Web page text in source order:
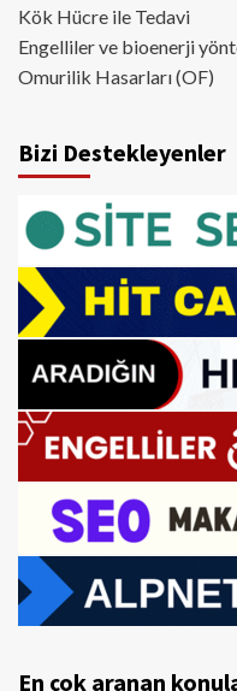
Kök Hücre ile Tedavi
Engelliler ve bioenerji
Omurilik Hasarları (OF)
Bizi Destekleyenler
En çok aranan